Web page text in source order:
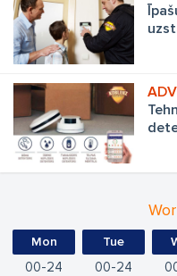
Mon
00 24
Tue
00 24